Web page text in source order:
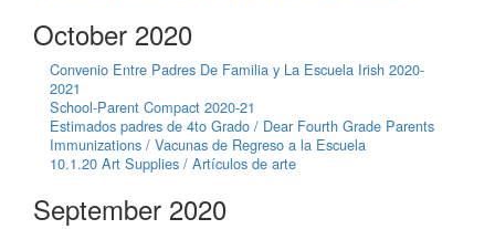
October 2020
Convenio Entre Padres De Familia y La Escuela Irish 2020-
2021
School-Parent Compact 2020-21
Estimados padres de 4to Grado / Dear Fourth Grade Parents
Immunizations / Vacunas de Regreso a la Escuela
10.1.20 Art Supplies / Artículos de arte
September 2020